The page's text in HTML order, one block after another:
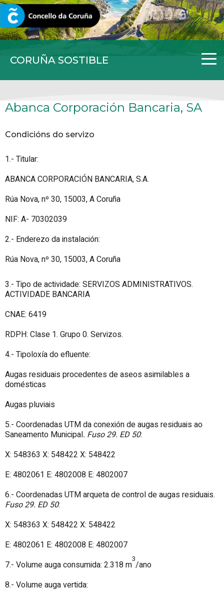
CORUÑA SOSTIBLE
CORUNA.GAL
Abanca Corporación Bancaria, SA
Condicións do servizo
1.- Titular:
ABANCA CORPORACIÓN BANCARIA, S.A.
Rúa Nova, nº 30, 15003, A Coruña
NIF: A- 70302039
2.- Enderezo da instalación:
Rúa Nova, nº 30, 15003, A Coruña
3.- Tipo de actividade: SERVIZOS ADMINISTRATIVOS.
ACTIVIDADE BANCARIA
CNAE: 6419
RDPH: Clase 1. Grupo 0. Servizos.
4.- Tipoloxía do efluente:
Augas residuais procedentes de aseos asimilables a
domésticas
Augas pluviais
5.- Coordenadas UTM da conexión de augas residuais ao
Saneamento Municipal. Fuso 29. ED 50:
X: 548363 X: 548422 X: 548422
E: 4802061 E: 4802008 E: 4802007
6.- Coordenadas UTM arqueta de control de augas residuais.
Fuso 29. ED 50:
X: 548363 X: 548422 X: 548422
E: 4802061 E: 4802008 E: 4802007
7.- Volume auga consumida: 2.318 m3/ano
8.- Volume auga vertida: